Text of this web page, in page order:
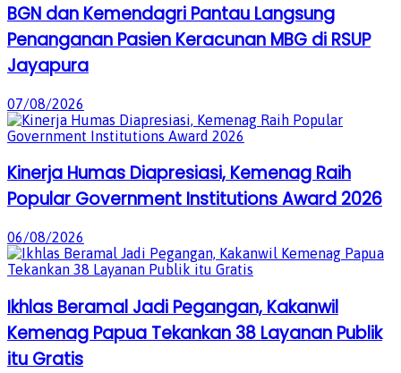
BGN dan Kemendagri Pantau Langsung
Penanganan Pasien Keracunan MBG di RSUP
Jayapura
07/08/2026
Kinerja Humas Diapresiasi, Kemenag Raih
Popular Government Institutions Award 2026
06/08/2026
Ikhlas Beramal Jadi Pegangan, Kakanwil
Kemenag Papua Tekankan 38 Layanan Publik
itu Gratis